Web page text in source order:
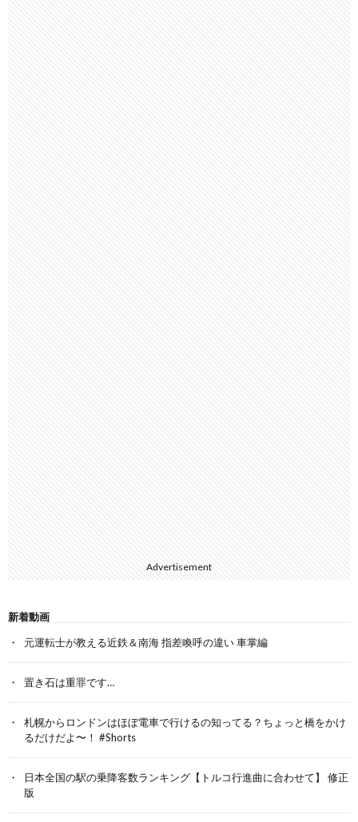
Advertisement
新着動画
元運転士が教える近鉄＆南海 指差喚呼の違い 車掌編
置き石は重罪です…
札幌からロンドンはほぼ電車で行けるの知ってる？ちょっと橋をかけ
るだけだよ〜！ #Shorts
日本全国の駅の乗降客数ランキング【トルコ行進曲に合わせて】 修正
版